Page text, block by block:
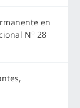
en
N° 28